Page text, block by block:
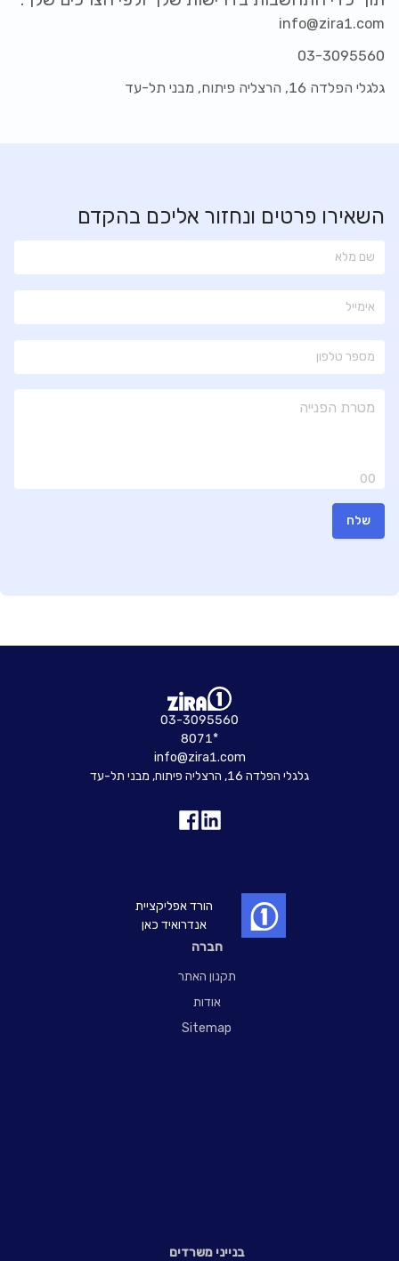
info@zira1.com
03-3095560
גלגלי הפלדה 16, הרצליה פיתוח, מבני תל-עד
השאירו פרטים ונחזור אליכם בהקדם
00
שלח
חברה
תקנון האתר
אודות
Sitemap
בנייני משרדים
03-3095560
8071*
info@zira1.com
גלגלי הפלדה 16, הרצליה פיתוח, מבני תל-עד
הורד אפליקציית
אנדרואיד כאן